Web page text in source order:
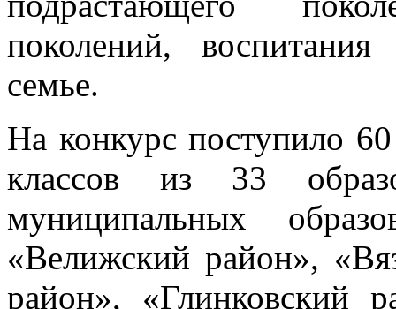
поколений,
семье.
На конкурс поступило
классов из 33
муниципальных
«Велижский район»,
район», «Глинковский